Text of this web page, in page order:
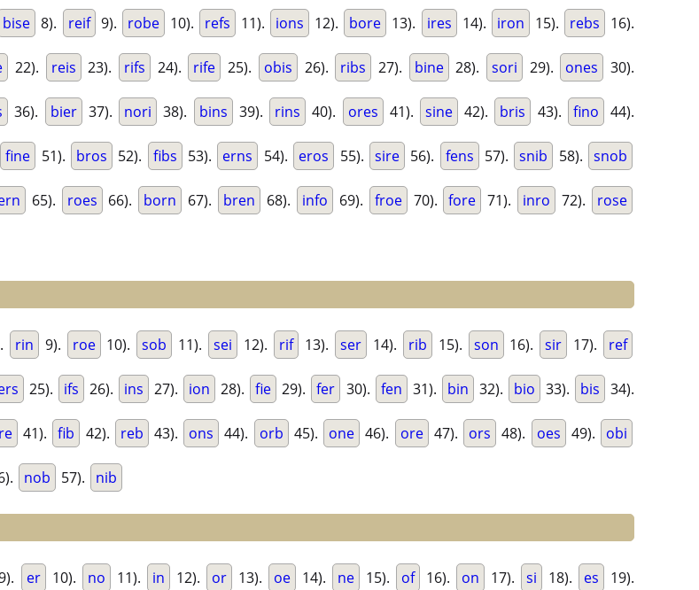
bise 8). reif 9). robe 10). refs 11). ions 12). bore 13). ires 14). iron 15). rebs 16).
22). reis 23). rifs 24). rife 25). obis 26). ribs 27). bine 28). sori 29). ones 30).
36). bier 37). nori 38). bins 39). rins 40). ores 41). sine 42). bris 43). fino 44).
fine 51). bros 52). fibs 53). erns 54). eros 55). sire 56). fens 57). snib 58). snob
65). roes 66). born 67). bren 68). info 69). froe 70). fore 71). inro 72). rose
rin 9). roe 10). sob 11). sei 12). rif 13). ser 14). rib 15). son 16). sir 17). ref
25). ifs 26). ins 27). ion 28). fie 29). fer 30). fen 31). bin 32). bio 33). bis 34).
41). fib 42). reb 43). ons 44). orb 45). one 46). ore 47). ors 48). oes 49). obi
nob 57). nib
er 10). no 11). in 12). or 13). oe 14). ne 15). of 16). on 17). si 18). es 19).